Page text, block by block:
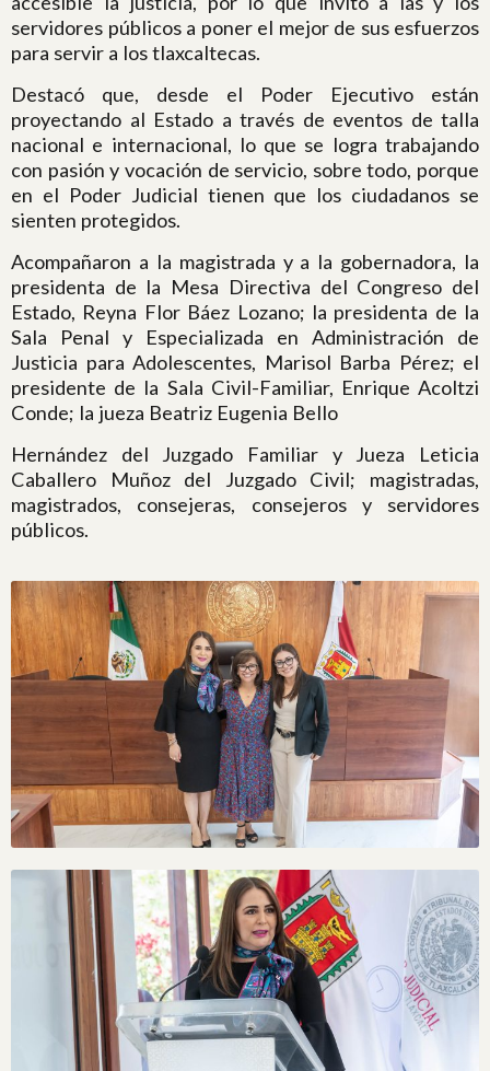
servidores públicos a poner el mejor de sus esfuerzos
para servir a los tlaxcaltecas.
Destacó que, desde el Poder Ejecutivo están
proyectando al Estado a través de eventos de talla
nacional e internacional, lo que se logra trabajando
con pasión y vocación de servicio, sobre todo, porque
en el Poder Judicial tienen que los ciudadanos se
sienten protegidos.
Acompañaron a la magistrada y a la gobernadora, la
presidenta de la Mesa Directiva del Congreso del
Estado, Reyna Flor Báez Lozano; la presidenta de la
Sala Penal y Especializada en Administración de
Justicia para Adolescentes, Marisol Barba Pérez; el
presidente de la Sala Civil-Familiar, Enrique Acoltzi
Conde; la jueza Beatriz Eugenia Bello
Hernández del Juzgado Familiar y Jueza Leticia
Caballero Muñoz del Juzgado Civil; magistradas,
magistrados, consejeras, consejeros y servidores
públicos.